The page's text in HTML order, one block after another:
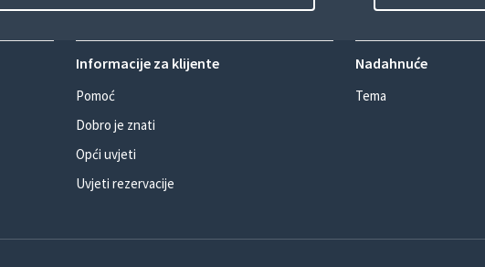
Informacije za klijente
Pomoć
Dobro je znati
Opći uvjeti
Uvjeti rezervacije
Nadahnuće
Tema